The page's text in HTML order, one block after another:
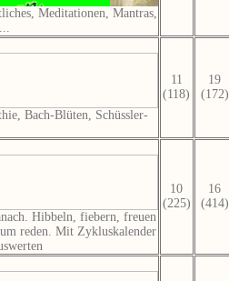
Meditationen, Mantras,
Bach-Blüten, Schüssler-
11
(118)
19
(172)
Hibbeln, fiebern, freuen
reden. Mit Zykluskalender
10
(225)
16
(414)